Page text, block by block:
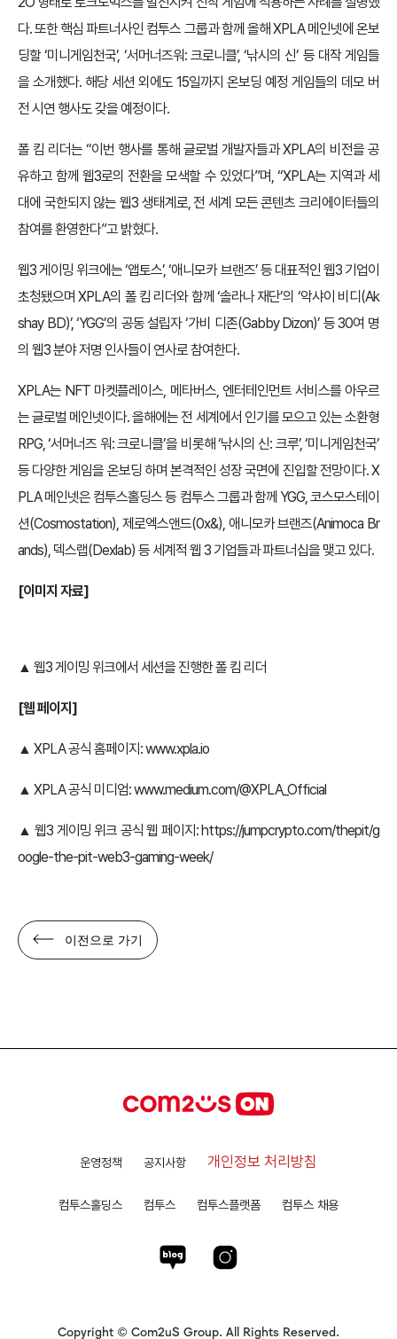
다. 또한 핵심 파트너사인 컴투스 그룹과 함께 올해 XPLA 메인넷에 온보
딩할 ‘미니게임천국’, ‘서머너즈워: 크로니클’, ‘낚시의 신’ 등 대작 게임들
을 소개했다. 해당 세션 외에도 15일까지 온보딩 예정 게임들의 데모 버
전 시연 행사도 갖을 예정이다.
폴 킴 리더는 “이번 행사를 통해 글로벌 개발자들과 XPLA의 비전을 공
유하고 함께 웹3로의 전환을 모색할 수 있었다”며, “XPLA는 지역과 세
대에 국한되지 않는 웹3 생태계로, 전 세계 모든 콘텐츠 크리에이터들의
참여를 환영한다”고 밝혔다.
웹3 게이밍 위크에는 ‘앱토스’, ‘애니모카 브랜즈’ 등 대표적인 웹3 기업이
초청됐으며 XPLA의 폴 킴 리더와 함께 ‘솔라나 재단’의 ‘악샤이 비디(Ak
shay BD)’, ‘YGG’의 공동 설립자 ‘가비 디존(Gabby Dizon)’ 등 30여 명
의 웹3 분야 저명 인사들이 연사로 참여한다.
XPLA는 NFT 마켓플레이스, 메타버스, 엔터테인먼트 서비스를 아우르
는 글로벌 메인넷이다. 올해에는 전 세계에서 인기를 모으고 있는 소환형
RPG, ‘서머너즈 워: 크로니클’을 비롯해 ‘낚시의 신: 크루’, ‘미니게임천국’
등 다양한 게임을 온보딩 하며 본격적인 성장 국면에 진입할 전망이다. X
PLA 메인넷은 컴투스홀딩스 등 컴투스 그룹과 함께 YGG, 코스모스테이
션(Cosmostation), 제로엑스앤드(0x&), 애니모카 브랜즈(Animoca Br
ands), 덱스랩(Dexlab) 등 세계적 웹 3 기업들과 파트너십을 맺고 있다.
[이미지 자료]
▲ 웹3 게이밍 위크에서 세션을 진행한 폴 킴 리더
[웹 페이지]
▲ XPLA 공식 홈페이지:www.xpla.io
▲ XPLA 공식 미디엄:www.medium.com/@XPLA_Official
▲ 웹3 게이밍 위크 공식 웹 페이지:https://jumpcrypto.com/thepit/g
oogle-the-pit-web3-gaming-week/
이전으로 가기
운영정책 공지사항 개인정보 처리방침
컴투스홀딩스 컴투스 컴투스플랫폼 컴투스 채용
Copyright © Com2uS Group. All Rights Reserved.